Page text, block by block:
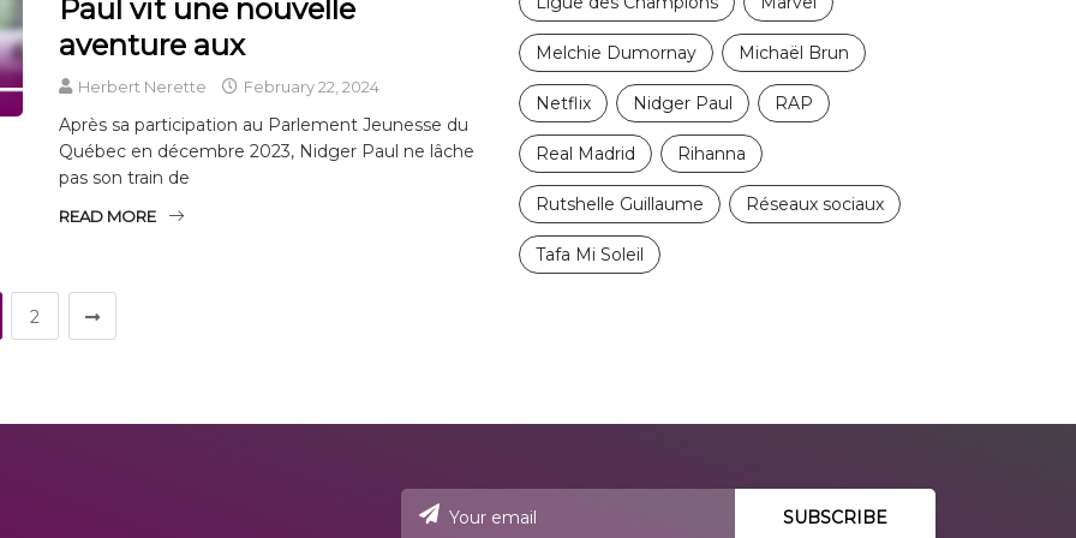
Paul vit une nouvelle
aventure aux
Herbert Nerette February 22, 2024
Après sa participation au Parlement Jeunesse du
Québec en décembre 2023, Nidger Paul ne lâche
pas son train de
READ MORE
2
Melchie Dumornay Michaël Brun
Netflix Nidger Paul RAP
Real Madrid Rihanna
Rutshelle Guillaume Réseaux sociaux
Tafa Mi Soleil